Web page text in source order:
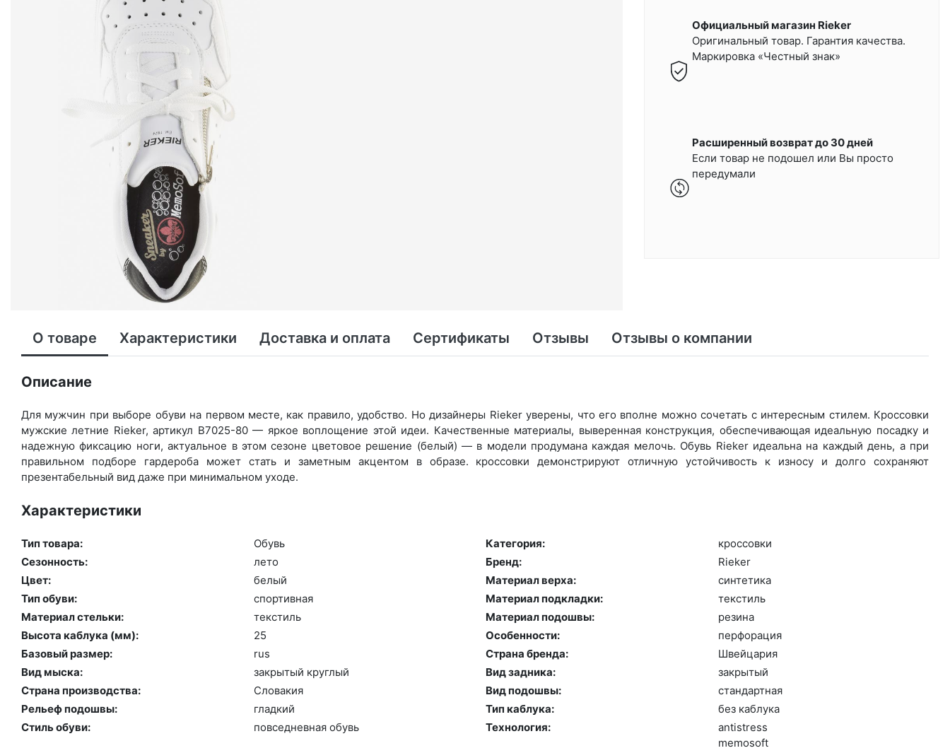
Официальный магазин Rieker
Оригинальный товар. Гарантия качества.
Маркировка «Честный знак»
Расширенный возврат до 30 дней
Если товар не подошел или Вы просто
передумали
О товаре Характеристики Доставка и оплата Сертификаты Отзывы Отзывы о компании
Описание
Для мужчин при выборе обуви на первом месте, как правило, удобство. Но дизайнеры Rieker уверены, что его вполне можно сочетать с интересным стилем. Кроссовки
мужские летние Rieker, артикул B7025-80 — яркое воплощение этой идеи. Качественные материалы, выверенная конструкция, обеспечивающая идеальную посадку и
надежную фиксацию ноги, актуальное в этом сезоне цветовое решение (белый) — в модели продумана каждая мелочь. Обувь Rieker идеальна на каждый день, а при
правильном подборе гардероба может стать и заметным акцентом в образе. кроссовки демонстрируют отличную устойчивость к износу и долго сохраняют
презентабельный вид даже при минимальном уходе.
Характеристики
Тип товара: Обувь Категория:
крос­совки
Сезонность:
ле­то Бренд:
Ri­eker
Цвет:
бе­лый Материал верха:
син­те­тика
Тип обуви:
спор­тивная Материал подкладки:
текс­тиль
Материал стельки:
текс­тиль Материал подошвы:
ре­зина
Высота каблука (мм):
25 Особенности:
пер­фо­рация
Базовый размер:
rus Страна бренда:
Швей­ца­рия
Вид мыска:
зак­ры­тый круг­лый Вид задника:
зак­ры­тый
Страна производства:
Сло­вакия Вид подошвы:
стан­дарт­ная
Рельеф подошвы:
глад­кий Тип каблука:
без каб­лу­ка
Стиль обуви:
пов­седнев­ная обувь Технология:
an­tist­ress
me­mosoft